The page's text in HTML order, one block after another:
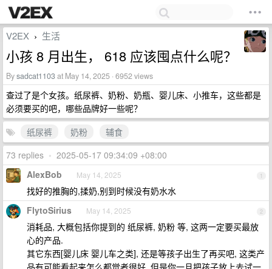
V2EX › 生活
小孩 8 月出生， 618 应该囤点什么呢？
Bysadcat1103at May 14, 2025 · 6952 views
查过了是个女孩。纸尿裤、奶粉、奶瓶、婴儿床、小推车，这些都是
必须要买的吧，哪些品牌好一些呢？
纸尿裤
奶粉
辅食
73 replies • 2025-05-17 09:34:09 +08:00
1
AlexBob May 14, 2025
找好的推胸的,揉奶,别到时候没有奶水水
2
FlytoSirius May 14, 2025
消耗品, 大概包括你提到的 纸尿裤, 奶粉 等, 这两一定要买最放
心的产品.
其它东西[婴儿床 婴儿车之类], 还是等孩子出生了再买吧, 这类产
品有可能看起来怎么都觉者很好, 但是你一旦把孩子放上去试一